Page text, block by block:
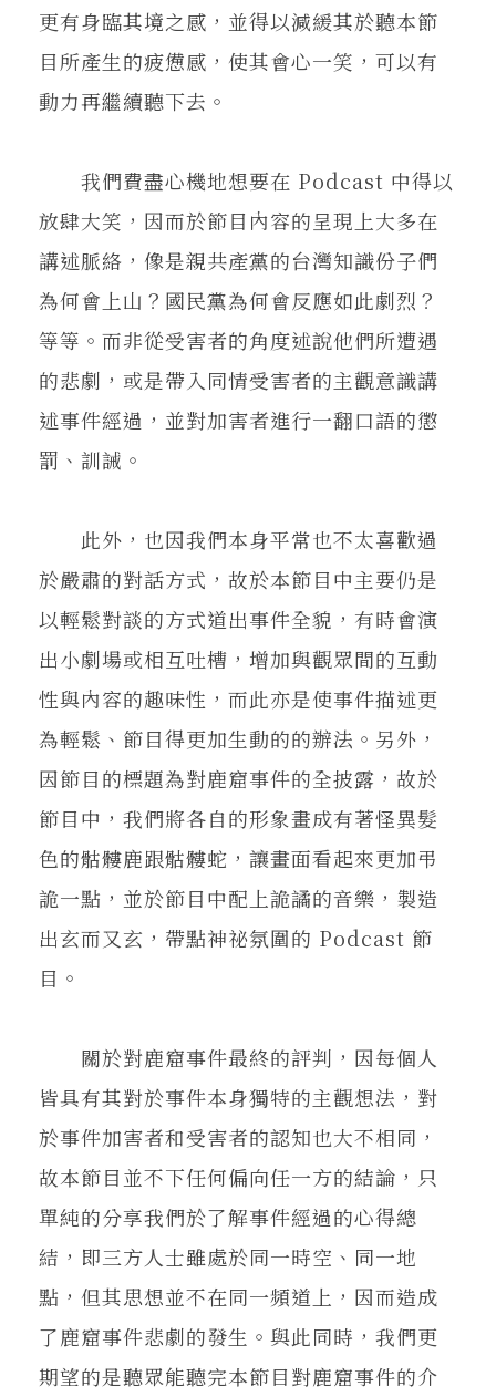
更有身臨其境之感，並得以減緩其於聽本節
目所產生的疲憊感，使其會心一笑，可以有
動力再繼續聽下去。
我們費盡心機地想要在 Podcast 中得以
放肆大笑，因而於節目內容的呈現上大多在
講述脈絡，像是親共產黨的台灣知識份子們
為何會上山？國民黨為何會反應如此劇烈？
等等。而非從受害者的角度述說他們所遭遇
的悲劇，或是帶入同情受害者的主觀意識講
述事件經過，並對加害者進行一翻口語的懲
罰、訓誡。
此外，也因我們本身平常也不太喜歡過
於嚴肅的對話方式，故於本節目中主要仍是
以輕鬆對談的方式道出事件全貌，有時會演
出小劇場或相互吐槽，增加與觀眾間的互動
性與內容的趣味性，而此亦是使事件描述更
為輕鬆、節目得更加生動的的辦法。另外，
因節目的標題為對鹿窟事件的全披露，故於
節目中，我們將各自的形象畫成有著怪異髮
色的骷髏鹿跟骷髏蛇，讓畫面看起來更加弔
詭一點，並於節目中配上詭譎的音樂，製造
出玄而又玄，帶點神祕氛圍的 Podcast 節
目。
關於對鹿窟事件最終的評判，因每個人
皆具有其對於事件本身獨特的主觀想法，對
於事件加害者和受害者的認知也大不相同，
故本節目並不下任何偏向任一方的結論，只
單純的分享我們於了解事件經過的心得總
結，即三方人士雖處於同一時空、同一地
點，但其思想並不在同一頻道上，因而造成
了鹿窟事件悲劇的發生。與此同時，我們更
期望的是聽眾能聽完本節目對鹿窟事件的介